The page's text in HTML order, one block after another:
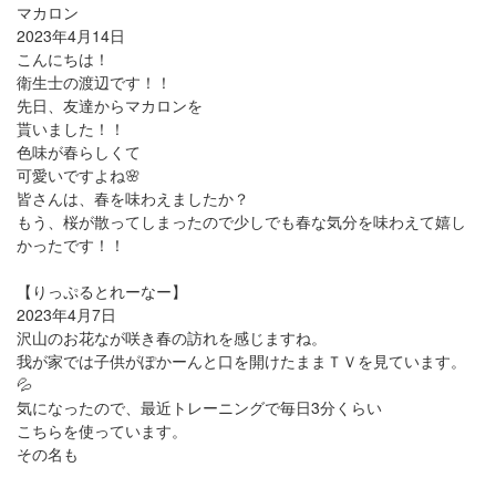
マカロン
2023年4月14日
こんにちは！
衛生士の渡辺です！！
先日、友達からマカロンを
貰いました！！
色味が春らしくて
可愛いですよね🌸
皆さんは、春を味わえましたか？
もう、桜が散ってしまったので少しでも春な気分を味わえて嬉し
かったです！！
【りっぷるとれーなー】
2023年4月7日
沢山のお花なが咲き春の訪れを感じますね。
我が家では子供がぽかーんと口を開けたままＴＶを見ています。
💦
気になったので、最近トレーニングで毎日3分くらい
こちらを使っています。
その名も